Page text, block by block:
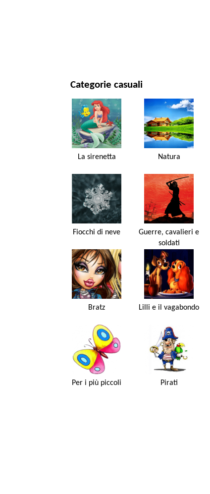
Categorie casuali
La sirenetta Natura
Fiocchi di neve
Guerre, cavalieri e
soldati
Bratz Lilli e il vagabondo
Per i più piccoli Pirati